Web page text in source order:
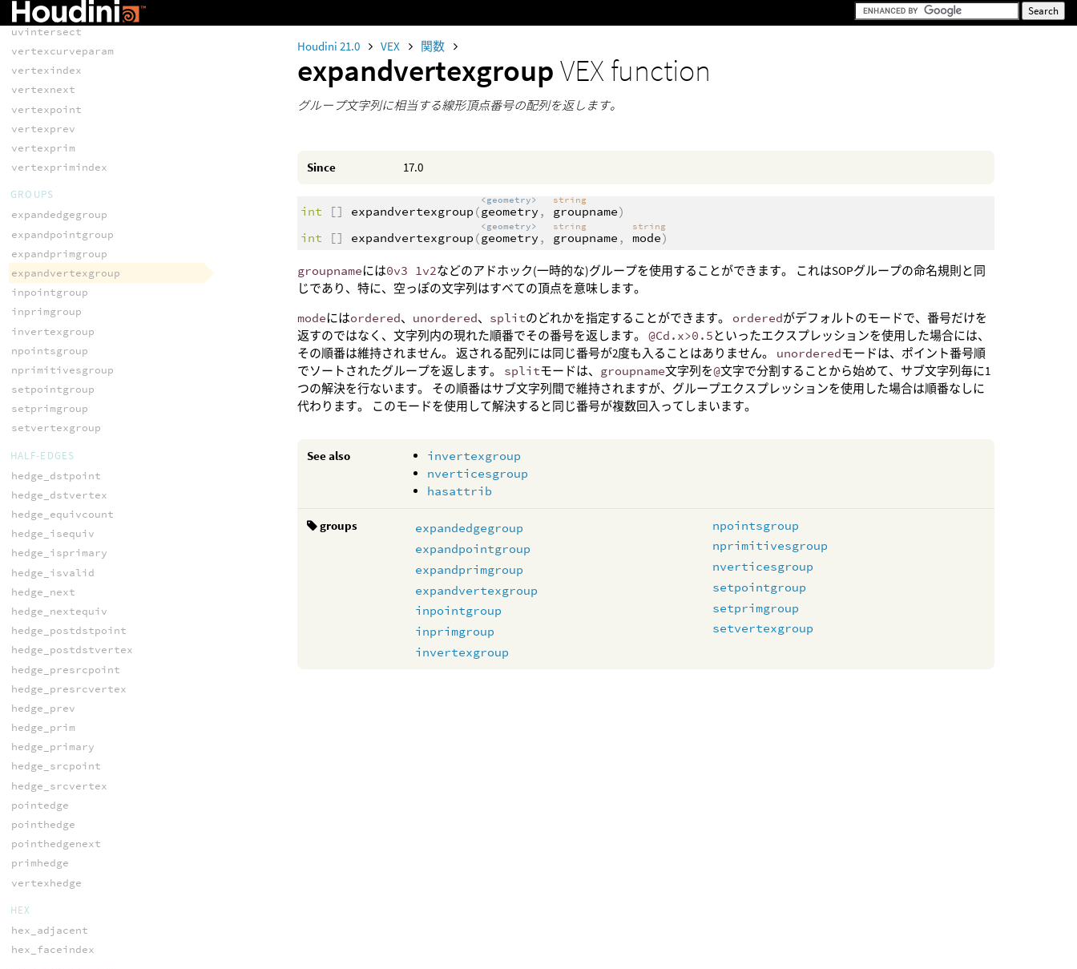
Houdini 21.0 VEX 関数
expandvertexgroupVEX function
グループ文字列に相当する線形頂点番号の配列を返します。
Since 17.0
int [] expandvertexgroup (
<geometry>
geometry ,
string
groupname)
int
[] expandvertexgroup (
<geometry>
geometry ,
string
groupname ,
string
mode)
groupnameには0v3 1v2などのアドホック(一時的な)グループを使用することができます。 これはSOPグループの命名規則と同
じであり、特に、空っぽの文字列はすべての頂点を意味します。
modeにはordered、 unordered、 splitのどれかを指定することができます。 orderedがデフォルトのモードで、番号だけを
返すのではなく、文字列内の現れた順番でその番号を返します。@Cd.x>0.5といったエクスプレッションを使用した場合には、
その順番は維持されません。 返される配列には同じ番号が2度も入ることはありません。 unorderedモードは、ポイント番号順
でソートされたグループを返します。 splitモードは、 groupname文字列を@文字で分割することから始めて、サブ文字列毎に1
つの解決を行ないます。 その順番はサブ文字列間で維持されますが、グループエクスプレッションを使用した場合は順番なしに
代わります。 このモードを使用して解決すると同じ番号が複数回入ってしまいます。
See also
invertexgroup
nverticesgroup
hasattrib
groups
expandedgegroup
expandpointgroup
expandprimgroup
expandvertexgroup
inpointgroup
inprimgroup
invertexgroup
npointsgroup
nprimitivesgroup
nverticesgroup
setpointgroup
setprimgroup
setvertexgroup
setvertexpoint
uvintersect
vertexcurveparam
vertexindex
vertexnext
vertexpoint
vertexprev
vertexprim
vertexprimindex
GROUPS
expandedgegroup
expandpointgroup
expandprimgroup
expandvertexgroup
inpointgroup
inprimgroup
invertexgroup
npointsgroup
nprimitivesgroup
setpointgroup
setprimgroup
setvertexgroup
HALF-EDGES
hedge_dstpoint
hedge_dstvertex
hedge_equivcount
hedge_isequiv
hedge_isprimary
hedge_isvalid
hedge_next
hedge_nextequiv
hedge_postdstpoint
hedge_postdstvertex
hedge_presrcpoint
hedge_presrcvertex
hedge_prev
hedge_prim
hedge_primary
hedge_srcpoint
hedge_srcvertex
pointedge
pointhedge
pointhedgenext
primhedge
vertexhedge
HEX
hex_adjacent
hex_faceindex